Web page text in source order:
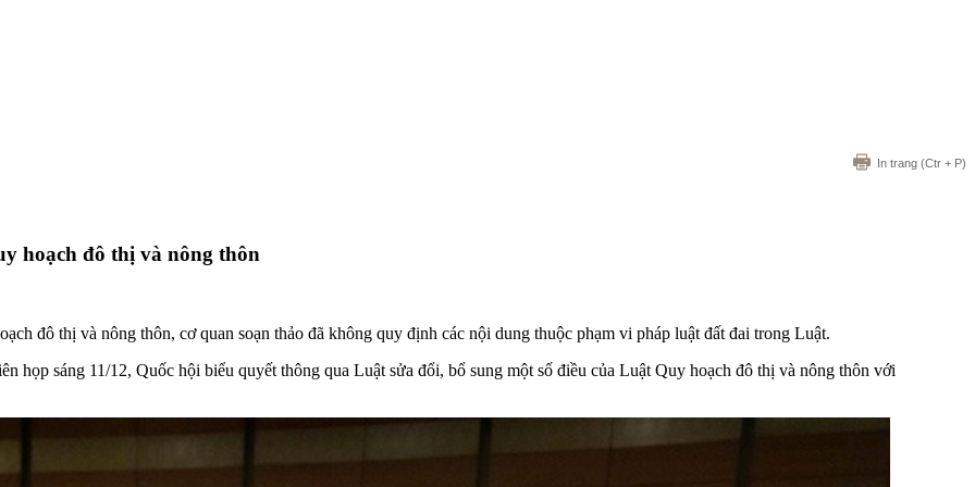
In trang (Ctr + P)
hoạch đô thị và nông thôn
đô thị và nông thôn, cơ quan soạn thảo đã không quy định các nội dung thuộc phạm vi pháp luật đất đai trong Luật.
họp sáng 11/12, Quốc hội biểu quyết thông qua Luật sửa đổi, bổ sung một số điều của Luật Quy hoạch đô thị và nông thôn với